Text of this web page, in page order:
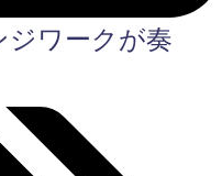
ジワークが奏